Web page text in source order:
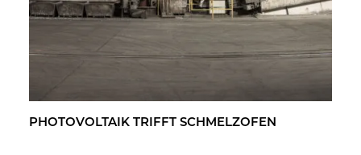
PHO­TO­VOL­TA­IK TRIFFT SCHMELZ­OFEN